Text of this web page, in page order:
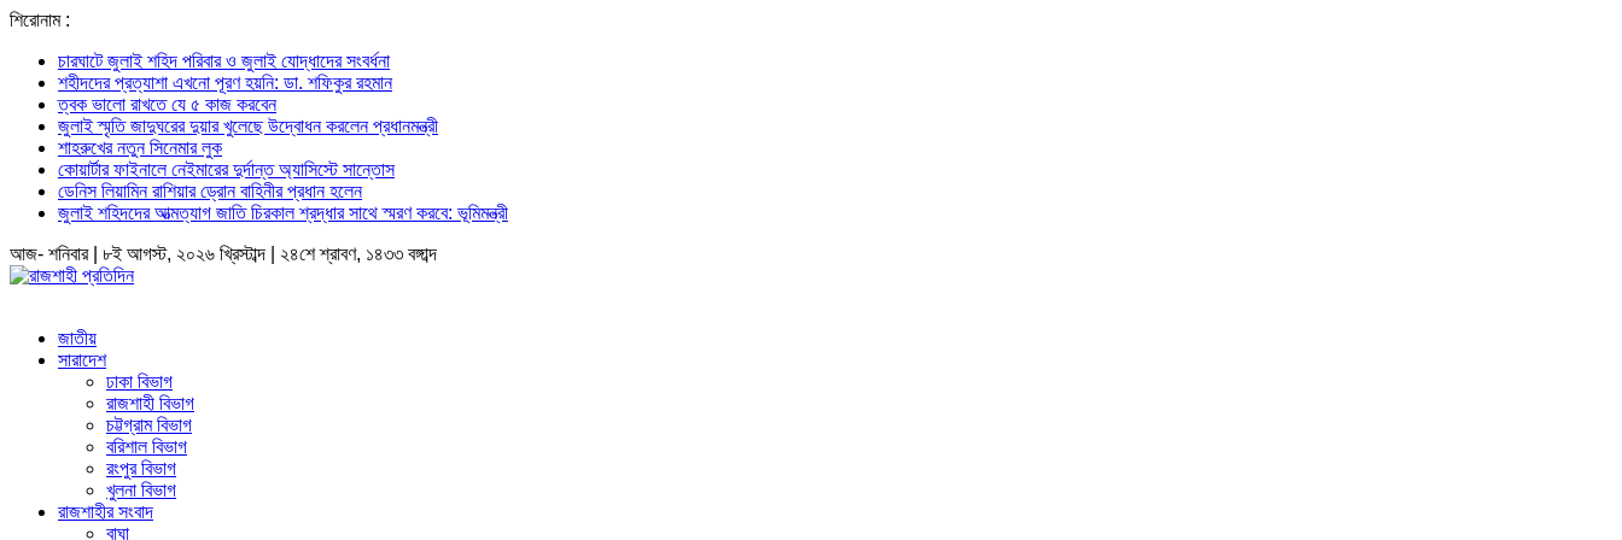
শিরোনাম :
চারঘাটে জুলাই শহিদ পরিবার ও জুলাই যোদ্ধাদের সংবর্ধনা
শহীদদের প্রত্যাশা এখনো পূরণ হয়নি: ডা. শফিকুর রহমান
ত্বক ভালো রাখতে যে ৫ কাজ করবেন
জুলাই স্মৃতি জাদুঘরের দুয়ার খুলেছে উদ্বোধন করলেন প্রধানমন্ত্রী
শাহরুখের নতুন সিনেমার লুক
কোয়ার্টার ফাইনালে নেইমারের দুর্দান্ত অ্যাসিস্টে সান্তোস
ডেনিস লিয়ামিন রাশিয়ার ড্রোন বাহিনীর প্রধান হলেন
জুলাই শহিদদের আত্মত্যাগ জাতি চিরকাল শ্রদ্ধার সাথে স্মরণ করবে: ভূমিমন্ত্রী
আজ- শনিবার | ৮ই আগস্ট, ২০২৬ খ্রিস্টাব্দ | ২৪শে শ্রাবণ, ১৪৩৩ বঙ্গাব্দ
জাতীয়
সারাদেশ
ঢাকা বিভাগ
রাজশাহী বিভাগ
চট্টগ্রাম বিভাগ
বরিশাল বিভাগ
রংপুর বিভাগ
খুলনা বিভাগ
রাজশাহীর সংবাদ
বাঘা